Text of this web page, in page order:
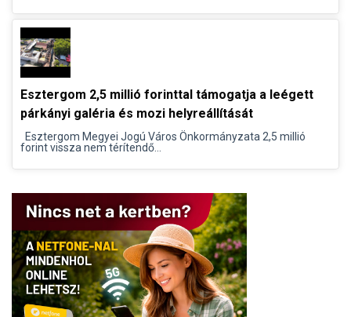
Esztergom 2,5 millió forinttal támogatja a leégett
párkányi galéria és mozi helyreállítását
Esztergom Megyei Jogú Város Önkormányzata 2,5 millió
forint vissza nem térítendő...